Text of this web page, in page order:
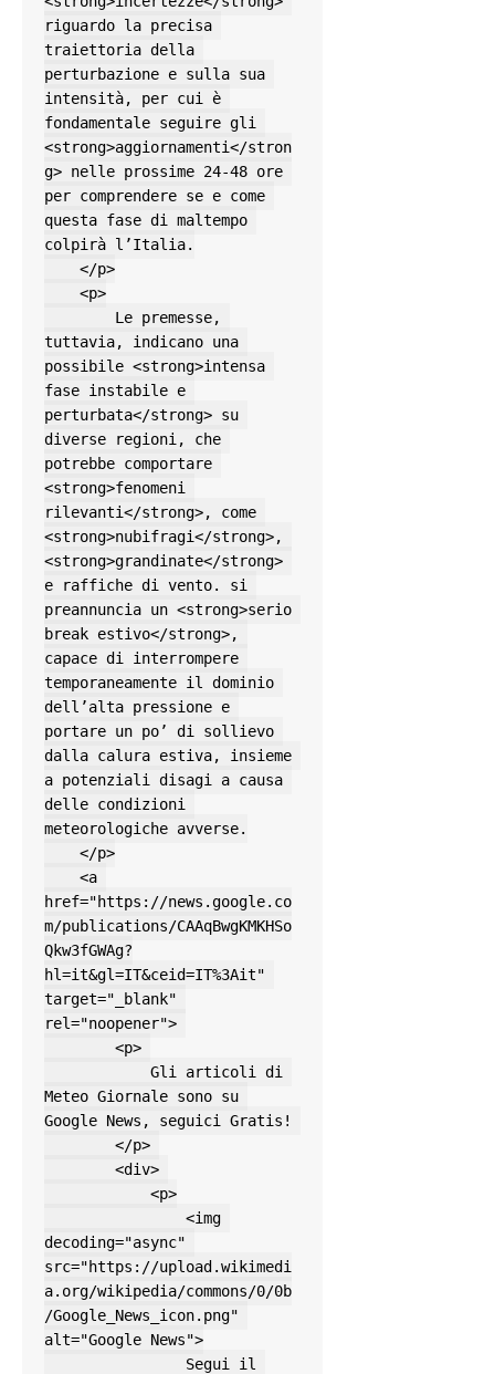
riguardo la precisa
traiettoria della
perturbazione e sulla sua
intensità, per cui è
fondamentale seguire gli
<strong>aggiornamenti</stron
g> nelle prossime 24-48 ore
per comprendere se e come
questa fase di maltempo
colpirà l’Italia.
tuttavia, indicano una
possibile <strong>intensa
fase instabile e
perturbata</strong> su
diverse regioni, che
potrebbe comportare
<strong>fenomeni
rilevanti</strong>, come
<strong>nubifragi</strong>,
<strong>grandinate</strong>
e raffiche di vento. si
preannuncia un <strong>serio
break estivo</strong>,
capace di interrompere
temporaneamente il dominio
dell’alta pressione e
portare un po’ di sollievo
dalla calura estiva, insieme
a potenziali disagi a causa
delle condizioni
meteorologiche avverse.
href="https://news.google.co
m/publications/CAAqBwgKMKHSo
Qkw3fGWAg?
hl=it&gl=IT&ceid=IT%3Ait"
target="_blank"
rel="noopener">
Meteo Giornale sono su
Google News, seguici Gratis!
decoding="async"
src="https://upload.wikimedi
a.org/wikipedia/commons/0/0b
/Google_News_icon.png"
alt="Google News">